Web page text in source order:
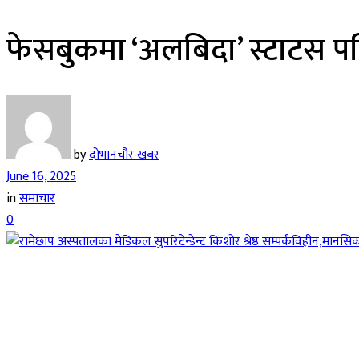
फेसबुकमा ‘अलबिदा’ स्टाटस
byदोभानचौर खबर
June 16, 2025
inसमाचार
0